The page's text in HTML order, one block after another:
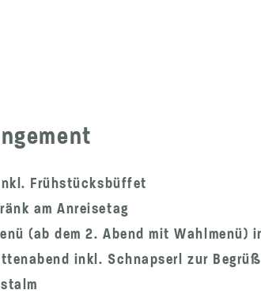
Frühstücksbüffet
am Anreisetag
(ab dem 2. Abend mit Wahlmenü)
inkl. Schnapserl zur